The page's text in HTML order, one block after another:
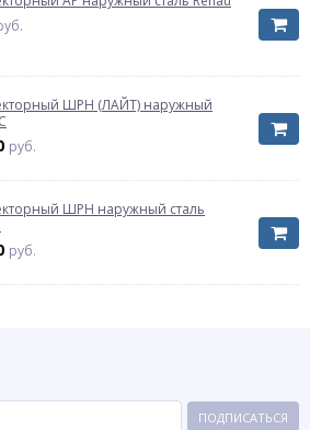
605 мм
R557Y051
ШРН (ЛАЙТ) наружный
руб.
ШРН наружный сталь
руб.
ПОДПИСАТЬСЯ